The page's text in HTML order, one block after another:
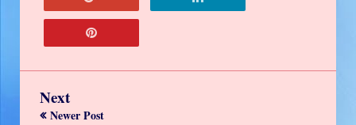
Next
Newer Post